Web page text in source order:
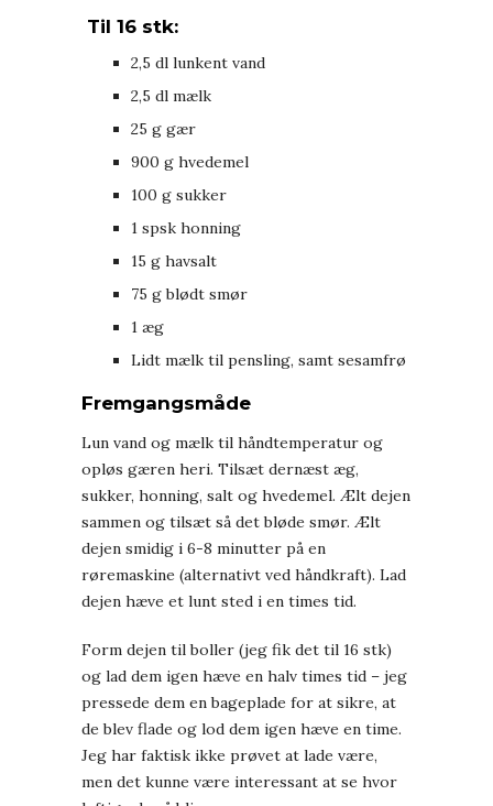
Til 16 stk:
2,5 dl lunkent vand
2,5 dl mælk
25 g gær
900 g hvedemel
100 g sukker
1 spsk honning
15 g havsalt
75 g blødt smør
1 æg
Lidt mælk til pensling, samt sesamfrø
Fremgangsmåde
Lun vand og mælk til håndtemperatur og
opløs gæren heri. Tilsæt dernæst æg,
sukker, honning, salt og hvedemel. Ælt dejen
sammen og tilsæt så det bløde smør. Ælt
dejen smidig i 6-8 minutter på en
røremaskine (alternativt ved håndkraft). Lad
dejen hæve et lunt sted i en times tid.
Form dejen til boller (jeg fik det til 16 stk)
og lad dem igen hæve en halv times tid – jeg
pressede dem en bageplade for at sikre, at
de blev flade og lod dem igen hæve en time.
Jeg har faktisk ikke prøvet at lade være,
men det kunne være interessant at se hvor